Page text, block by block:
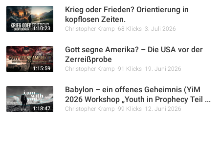
1:10:23
Krieg oder Frieden? Orientierung in
kopflosen Zeiten.
Christopher Kramp 68 Klicks 3. Juli 2026
1:15:59
Gott segne Amerika? – Die USA vor der
Zerreißprobe
Christopher Kramp 91 Klicks 19. Juni 2026
1:18:47
Babylon – ein offenes Geheimnis (YiM
2026 Workshop „Youth in Prophecy Teil ...
Christopher Kramp 99 Klicks 12. Juni 2026